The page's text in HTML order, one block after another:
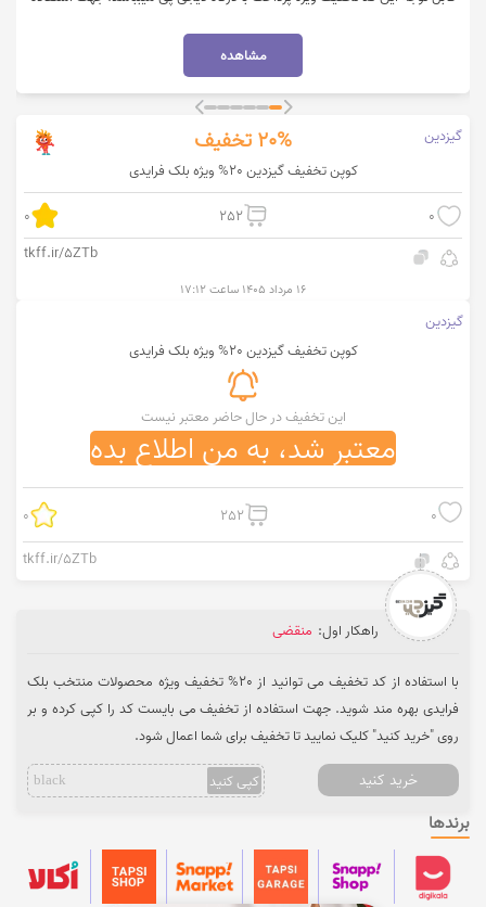
مشاهده
گیزدین 20% تخفیف
کوپن تخفیف گیزدین 20% ویژه بلک فرایدی
0
252
0
tkff.ir/5ZTb
۱۶ مرداد ۱۴۰۵ ساعت ۱۷:۱۲
گیزدین
کوپن تخفیف گیزدین 20% ویژه بلک فرایدی
این تخفیف در حال حاضر معتبر نیست
معتبر شد، به من اطلاع بده
0
252
0
tkff.ir/5ZTb
راهکار اول: منقضی
با استفاده از کد تخفیف می توانید از 20% تخفیف ویژه محصولات منتخب بلک
فرایدی بهره مند شوید. جهت استفاده از تخفیف می بایست کد را کپی کرده و بر
روی "خرید کنید" کلیک نمایید تا تخفیف برای شما اعمال شود.
خرید کنید کپی کنید black
برندها